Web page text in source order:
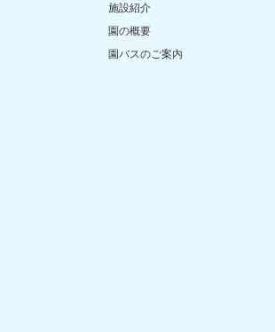
施設紹介
園の概要
園バスのご案内